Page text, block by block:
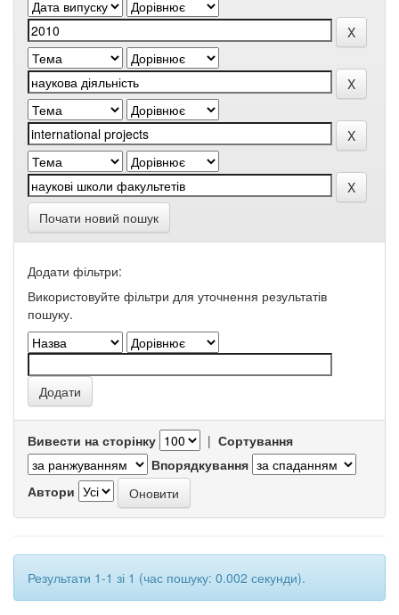
Почати новий пошук
Додати фільтри:
Використовуйте фільтри для уточнення результатів
пошуку.
Вивести на сторінку | Сортування
Впорядкування
Автори
Результати 1-1 зі 1 (час пошуку: 0.002 секунди).